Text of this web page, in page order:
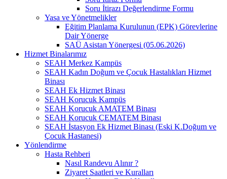
Soru İtirazı Değerlendirme Formu
Yasa ve Yönetmelikler
Eğitim Planlama Kurulunun (EPK) Görevlerine
Dair Yönerge
SAÜ Asistan Yönergesi (05.06.2026)
Hizmet Binalarımız
SEAH Merkez Kampüs
SEAH Kadın Doğum ve Çocuk Hastalıkları Hizmet
Binası
SEAH Ek Hizmet Binası
SEAH Korucuk Kampüs
SEAH Korucuk AMATEM Binası
SEAH Korucuk ÇEMATEM Binası
SEAH İstasyon Ek Hizmet Binası (Eski K.Doğum ve
Çocuk Hastanesi)
Yönlendirme
Hasta Rehberi
Nasıl Randevu Alınır ?
Ziyaret Saatleri ve Kuralları